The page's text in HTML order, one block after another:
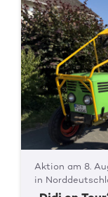
Aktion am 8.
in